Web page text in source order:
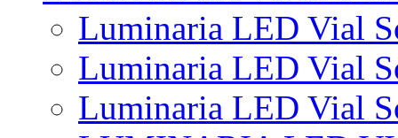
Luminaria LED Vial
Luminaria LED Vial
Luminaria LED Vial